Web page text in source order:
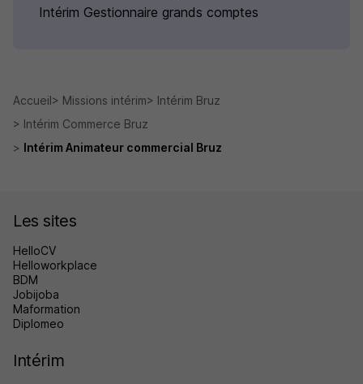
Intérim Gestionnaire grands comptes
Accueil Missions intérim
Intérim Bruz
Intérim Commerce Bruz
Intérim Animateur commercial Bruz
Les sites
HelloCV
Helloworkplace
BDM
Jobijoba
Maformation
Diplomeo
Intérim